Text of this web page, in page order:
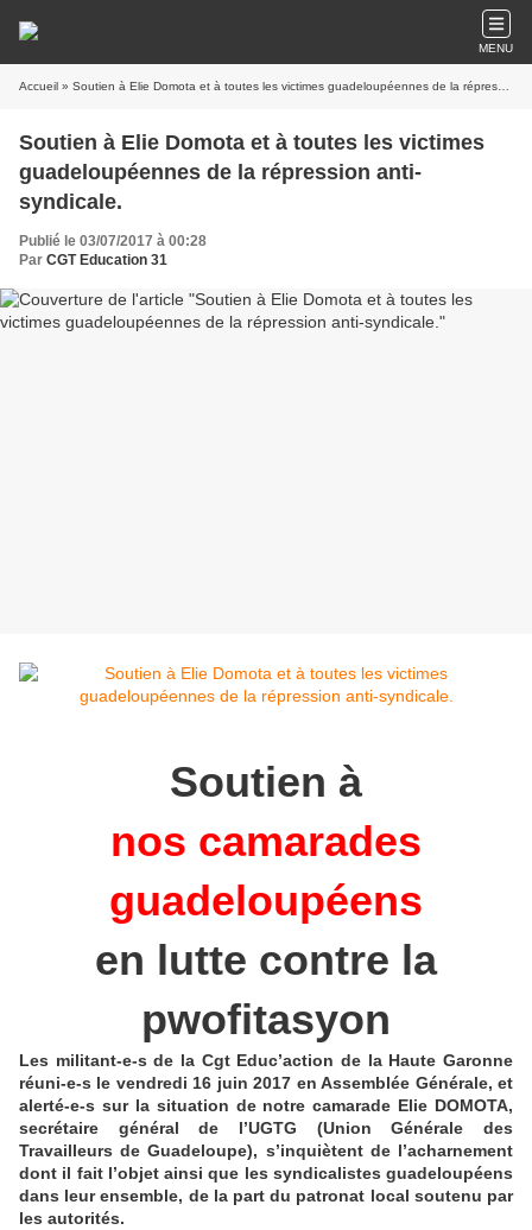
MENU
Accueil » Soutien à Elie Domota et à toutes les victimes guadeloupéennes de la répression anti-syndicale.
Soutien à Elie Domota et à toutes les victimes
guadeloupéennes de la répression anti-
syndicale.
Publié le 03/07/2017 à 00:28
Par CGT Education 31
Soutien à
nos camarades
guadeloupéens
en lutte contre la
pwofitasyon
Les militant-e-s de la Cgt Educ’action de la Haute Garonne
réuni-e-s le vendredi 16 juin 2017 en Assemblée Générale, et
alerté-e-s sur la situation de notre camarade Elie DOMOTA,
secrétaire général de l’UGTG (Union Générale des
Travailleurs de Guadeloupe), s’inquiètent de l’acharnement
dont il fait l’objet ainsi que les syndicalistes guadeloupéens
dans leur ensemble, de la part du patronat local soutenu par
les autorités.